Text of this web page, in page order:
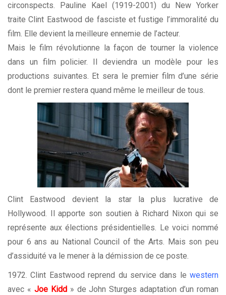
circonspects. Pauline Kael (1919-2001) du New Yorker
traite Clint Eastwood de fasciste et fustige l’immoralité du
film. Elle devient la meilleure ennemie de l’acteur.
Mais le film révolutionne la façon de tourner la violence
dans un film policier. Il deviendra un modèle pour les
productions suivantes. Et sera le premier film d’une série
dont le premier restera quand même le meilleur de tous.
Clint Eastwood devient la star la plus lucrative de
Hollywood. Il apporte son soutien à Richard Nixon qui se
représente aux élections présidentielles. Le voici nommé
pour 6 ans au National Council of the Arts. Mais son peu
d’assiduité va le mener à la démission de ce poste.
1972. Clint Eastwood reprend du service dans le western
avec « Joe Kidd» de John Sturges adaptation d’un roman